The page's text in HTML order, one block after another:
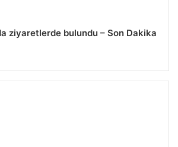
ziyaretlerde bulundu – Son Dakika